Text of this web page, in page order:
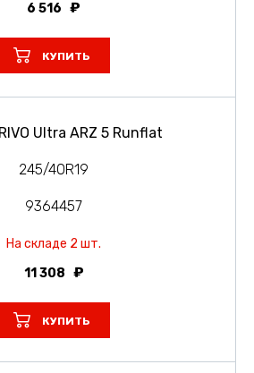
6 516
КУПИТЬ
Ultra ARZ 5 Runflat
245/40R19
9364457
На складе 2 шт.
11 308
КУПИТЬ